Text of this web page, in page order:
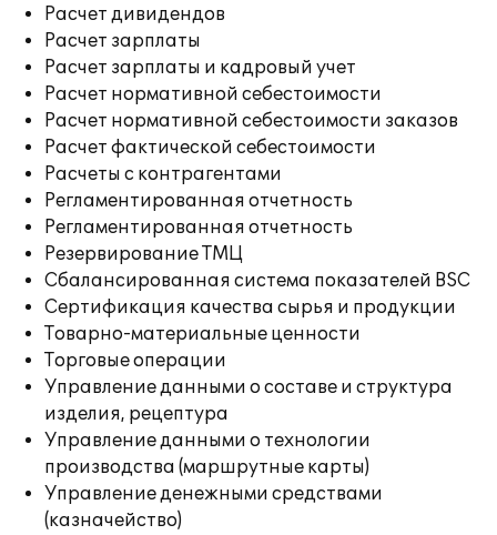
Расчет дивидендов
Расчет зарплаты
Расчет зарплаты и кадровый учет
Расчет нормативной себестоимости
Расчет нормативной себестоимости заказов
Расчет фактической себестоимости
Расчеты с контрагентами
Регламентированная отчетность
Регламентированная отчетность
Резервирование ТМЦ
Сбалансированная система показателей BSC
Сертификация качества сырья и продукции
Товарно-материальные ценности
Торговые операции
Управление данными о составе и структура
изделия, рецептура
Управление данными о технологии
производства (маршрутные карты)
Управление денежными средствами
(казначейство)